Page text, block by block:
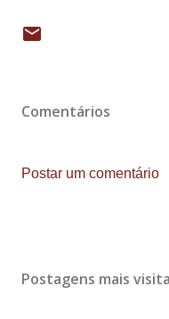
Comentários
Postar um comentário
Postagens mais